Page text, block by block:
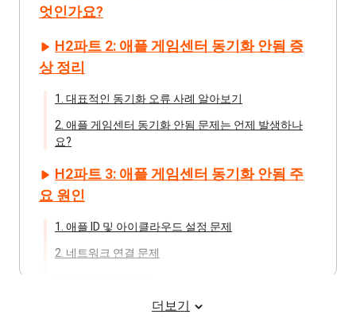
엇인가요?
H2파트 2: 애플 게임센터 동기화 안됨 증
상 정리
1. 대표적인 동기화 오류 사례 알아보기
2. 애플 게임센터 동기화 안됨 문제는 언제 발생하나
요?
H2파트 3: 애플 게임센터 동기화 안됨 주
요 원인
1. 애플 ID 및 아이클라우드 설정 문제
2. 네트워크 연결 문제
H2파트 4: 게임센터 동기화 안됨 기본 해
더보기